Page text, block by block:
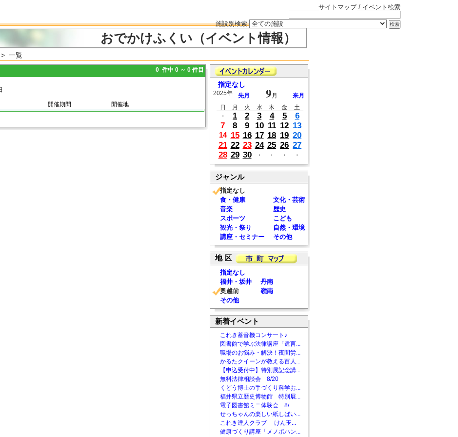
サイトマップ/ イベント検索
施設別検索
おでかけふくい（イベント情報）
一覧
0 件中 0 ～ 0 件目
開催期間 開催地
指定なし
2025年 先月 9月
来月
日
月 火 水 木 金
土
・
1 2 3 4 5
6
7
8 9 10 11 12 13
14 15 16 17 18 19 20
21 22 23 24 25 26 27
28 29 30 ・ ・ ・ ・
ジャンル
指定なし
食・健康
文化・芸術
音楽
歴史
スポーツ
こども
観光・祭り
自然・環境
講座・セミナー
その他
地 区
指定なし
福井・坂井
丹南
奥越前
嶺南
その他
新着イベント
これき蓄音機コンサート♪
図書館で学ぶ法律講座「遺言...
職場のお悩み・解決！夜間労...
かるたクイーンが教える百人...
【申込受付中】特別展記念講...
無料法律相談会 8/20
くどう博士の手づくり科学お...
福井県立歴史博物館 特別展...
電子図書館ミニ体験会 8/...
せっちゃんの楽しい紙しばい...
これき達人クラブ けん玉...
健康づくり講座「メノポハン...